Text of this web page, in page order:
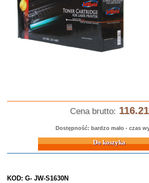
Cena brutto: 116.21
Dostępność: bardzo mało - czas
Do koszyka
KOD: G- JW-S1630N